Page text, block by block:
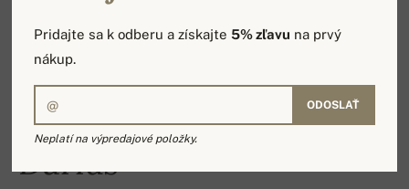
Darius
Pridajte sa k odberu a získajte5% zľavu na prvý
nákup.
ODOSLAŤ
Neplatí na výpredajové položky.